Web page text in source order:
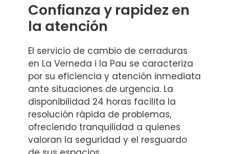
Confianza y rapidez en
la atención
El servicio de cambio de cerraduras
en La Verneda i la Pau se caracteriza
por su eficiencia y atención inmediata
ante situaciones de urgencia. La
disponibilidad 24 horas facilita la
resolución rápida de problemas,
ofreciendo tranquilidad a quienes
valoran la seguridad y el resguardo